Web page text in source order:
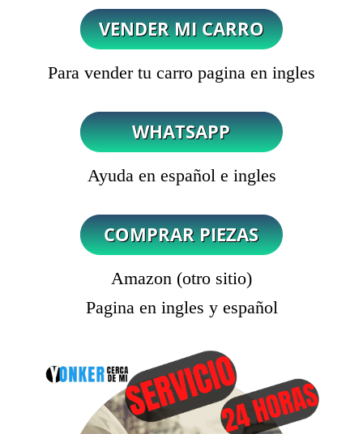
Para vender tu carro pagina en ingles
Ayuda en español e ingles
Amazon (otro sitio)
Pagina en ingles y español